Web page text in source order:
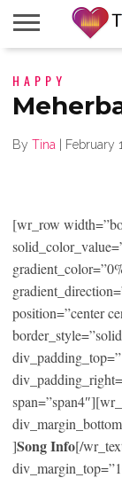
SONG
COLLECTIONS
STARTUPS
PEOPLE
SONGS
PRESS
ABOUT
HAPPY
By Tina February
[wr_row
position=”center
]Song Info[/